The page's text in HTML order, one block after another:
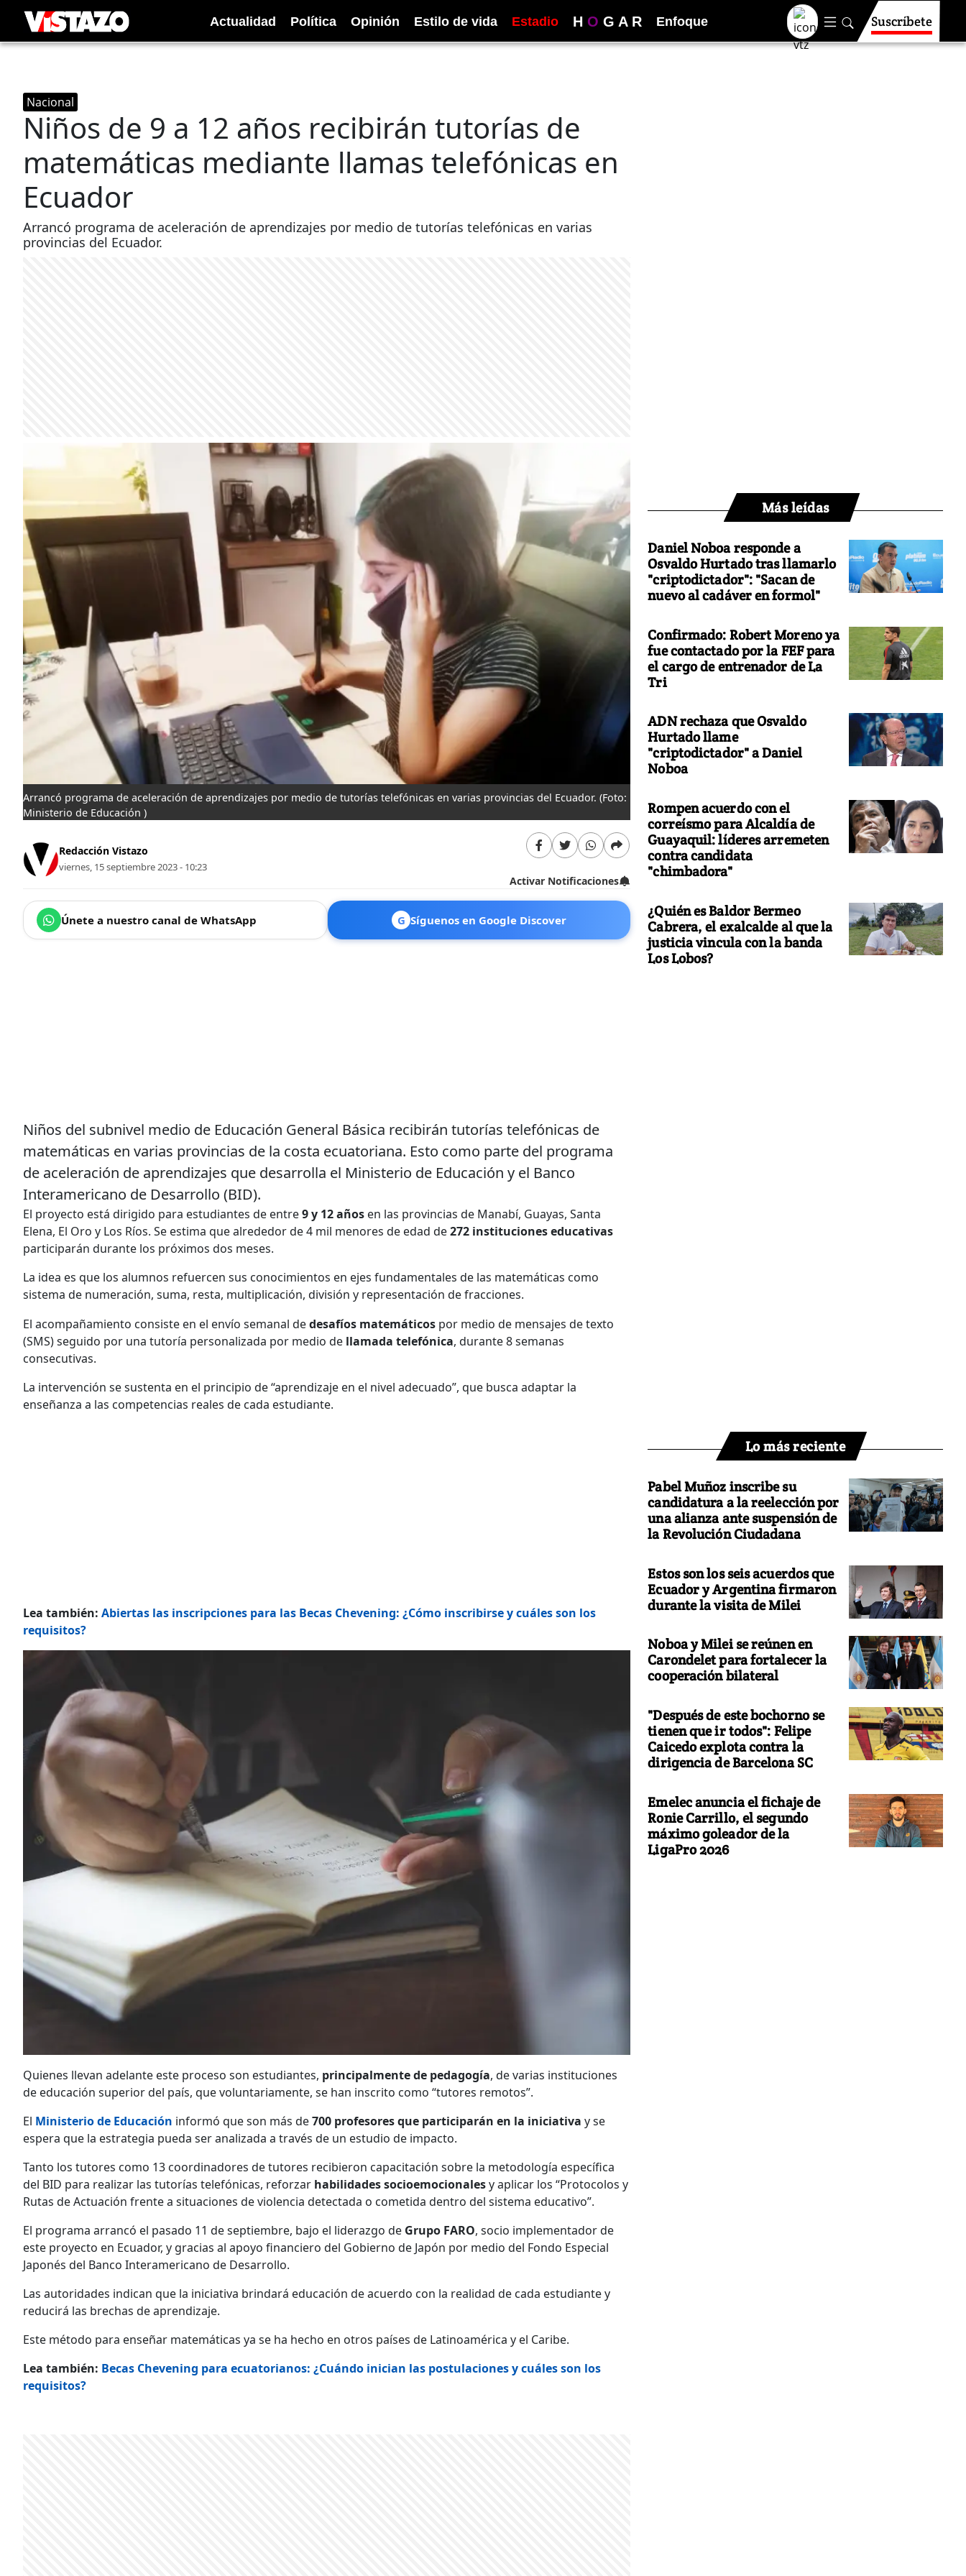
Actualidad Política Opinión Estilo de vida Estadio H O G A R Enfoque Suscríbete
Nacional
Niños de 9 a 12 años recibirán tutorías de
matemáticas mediante llamas telefónicas en
Ecuador
Arrancó programa de aceleración de aprendizajes por medio de tutorías telefónicas en varias
provincias del Ecuador.
Arrancó programa de aceleración de aprendizajes por medio de tutorías telefónicas en varias provincias del Ecuador. (Foto:
Ministerio de Educación )
Redacción Vistazo
viernes, 15 septiembre 2023 - 10:23
Activar Notificaciones
Únete a nuestro canal de WhatsApp G Síguenos en Google Discover
Niños del subnivel medio de Educación General Básica recibirán tutorías telefónicas de
matemáticas en varias provincias de la costa ecuatoriana. Esto como parte del programa
de aceleración de aprendizajes que desarrolla el Ministerio de Educación y el Banco
Interamericano de Desarrollo (BID).
El proyecto está dirigido para estudiantes de entre9 y 12 años en las provincias de Manabí, Guayas, Santa
Elena, El Oro y Los Ríos. Se estima que alrededor de 4 mil menores de edad de272 instituciones educativas
participarán durante los próximos dos meses.
La idea es que los alumnos refuercen sus conocimientos en ejes fundamentales de las matemáticas como
sistema de numeración, suma, resta, multiplicación, división y representación de fracciones.
El acompañamiento consiste en el envío semanal dedesafíos matemáticos por medio de mensajes de texto
(SMS) seguido por una tutoría personalizada por medio de llamada telefónica, durante 8 semanas
consecutivas.
La intervención se sustenta en el principio de “aprendizaje en el nivel adecuado”, que busca adaptar la
enseñanza a las competencias reales de cada estudiante.
Lea también: Abiertas las inscripciones para las Becas Chevening: ¿Cómo inscribirse y cuáles son los
requisitos?
Quienes llevan adelante este proceso son estudiantes, principalmente de pedagogía, de varias instituciones
de educación superior del país, que voluntariamente, se han inscrito como “tutores remotos”.
El Ministerio de Educación informó que son más de700 profesores que participarán en la iniciativa y se
espera que la estrategia pueda ser analizada a través de un estudio de impacto.
Tanto los tutores como 13 coordinadores de tutores recibieron capacitación sobre la metodología específica
del BID para realizar las tutorías telefónicas, reforzar habilidades socioemocionalesy aplicar los “Protocolos y
Rutas de Actuación frente a situaciones de violencia detectada o cometida dentro del sistema educativo”.
El programa arrancó el pasado 11 de septiembre, bajo el liderazgo de Grupo FARO, socio implementador de
este proyecto en Ecuador, y gracias al apoyo financiero del Gobierno de Japón por medio del Fondo Especial
Japonés del Banco Interamericano de Desarrollo.
Las autoridades indican que la iniciativa brindará educación de acuerdo con la realidad de cada estudiante y
reducirá las brechas de aprendizaje.
Este método para enseñar matemáticas ya se ha hecho en otros países de Latinoamérica y el Caribe.
Lea también: Becas Chevening para ecuatorianos: ¿Cuándo inician las postulaciones y cuáles son los
requisitos?
Más leídas
Daniel Noboa responde a
Osvaldo Hurtado tras llamarlo
"criptodictador": "Sacan de
nuevo al cadáver en formol"
Confirmado: Robert Moreno ya
fue contactado por la FEF para
el cargo de entrenador de La
Tri
ADN rechaza que Osvaldo
Hurtado llame
"criptodictador" a Daniel
Noboa
Rompen acuerdo con el
correísmo para Alcaldía de
Guayaquil: líderes arremeten
contra candidata
"chimbadora"
¿Quién es Baldor Bermeo
Cabrera, el exalcalde al que la
justicia vincula con la banda
Los Lobos?
Lo más reciente
Pabel Muñoz inscribe su
candidatura a la reelección por
una alianza ante suspensión de
la Revolución Ciudadana
Estos son los seis acuerdos que
Ecuador y Argentina firmaron
durante la visita de Milei
Noboa y Milei se reúnen en
Carondelet para fortalecer la
cooperación bilateral
"Después de este bochorno se
tienen que ir todos": Felipe
Caicedo explota contra la
dirigencia de Barcelona SC
Emelec anuncia el fichaje de
Ronie Carrillo, el segundo
máximo goleador de la
LigaPro 2026